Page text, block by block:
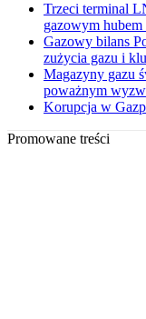
Trzeci terminal
gazowym hubem
Gazowy bilans
zużycia gazu i
Magazyny gazu
poważnym
Korupcja w
Promowane treści